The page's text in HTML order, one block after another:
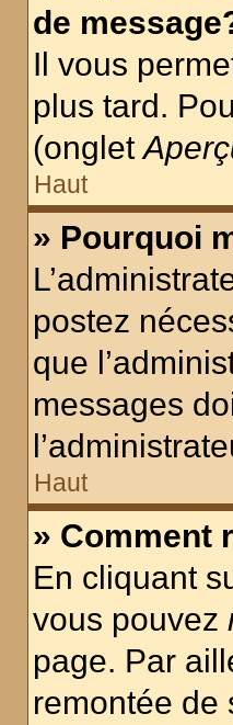
de
Il vous
plus tard.
(onglet
Haut
» Pourquoi
postez
que
messages
Haut
» Comment
En cliquant
vous pouvez
page. Par
remontée de